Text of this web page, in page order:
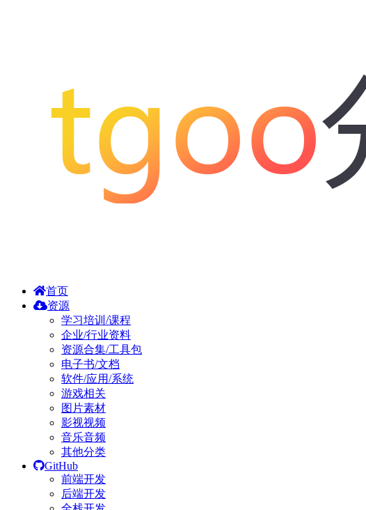
首页
资源
学习培训/课程
企业/行业资料
资源合集/工具包
电子书/文档
软件/应用/系统
游戏相关
图片素材
影视视频
音乐音频
其他分类
GitHub
前端开发
后端开发